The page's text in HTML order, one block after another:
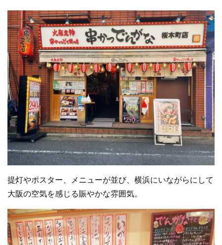
提灯やポスター、メニューが並び、横浜にいながらにして
大阪の空気を感じる賑やかな雰囲気。